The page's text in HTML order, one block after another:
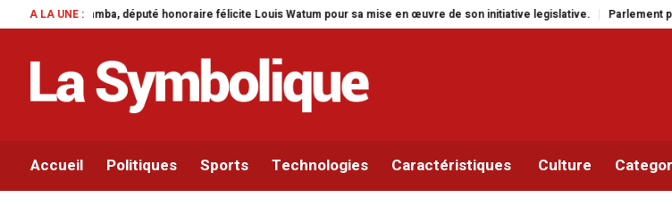
A LA UNE :
félicite Louis Watum pour sa mise en œuvre de son initiative legislative. Parlement panafricain : à Johannesburg,
Accueil Politiques Sports Technologies Caractéristiques Culture